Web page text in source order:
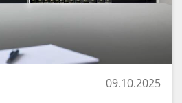
09.10.2025